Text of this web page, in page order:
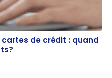
de crédit : quand
cartes de crédit : quand